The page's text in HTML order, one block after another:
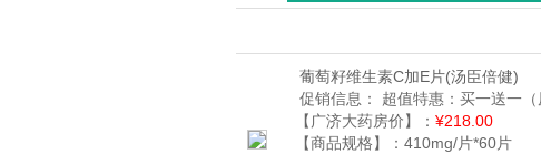
葡萄籽维生素C加E片(汤臣倍健)
促销信息：
超值特惠：买一送一
【广济大药房价】： ¥218.00
【商品规格】： 410mg/片*60片